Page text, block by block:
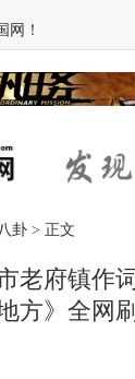
网！
卦 > 正文
老府镇作
方》全网